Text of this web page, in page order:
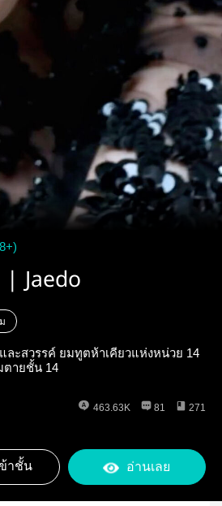
| Jaedo
ะสวรรค์ ยมทูตห้าเคียวแห่งหน่วย 14
ตายชั้น 14
463.63K 81 271
ข้าชั้น อ่านเลย